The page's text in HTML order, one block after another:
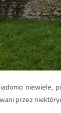
niewiele,
przez